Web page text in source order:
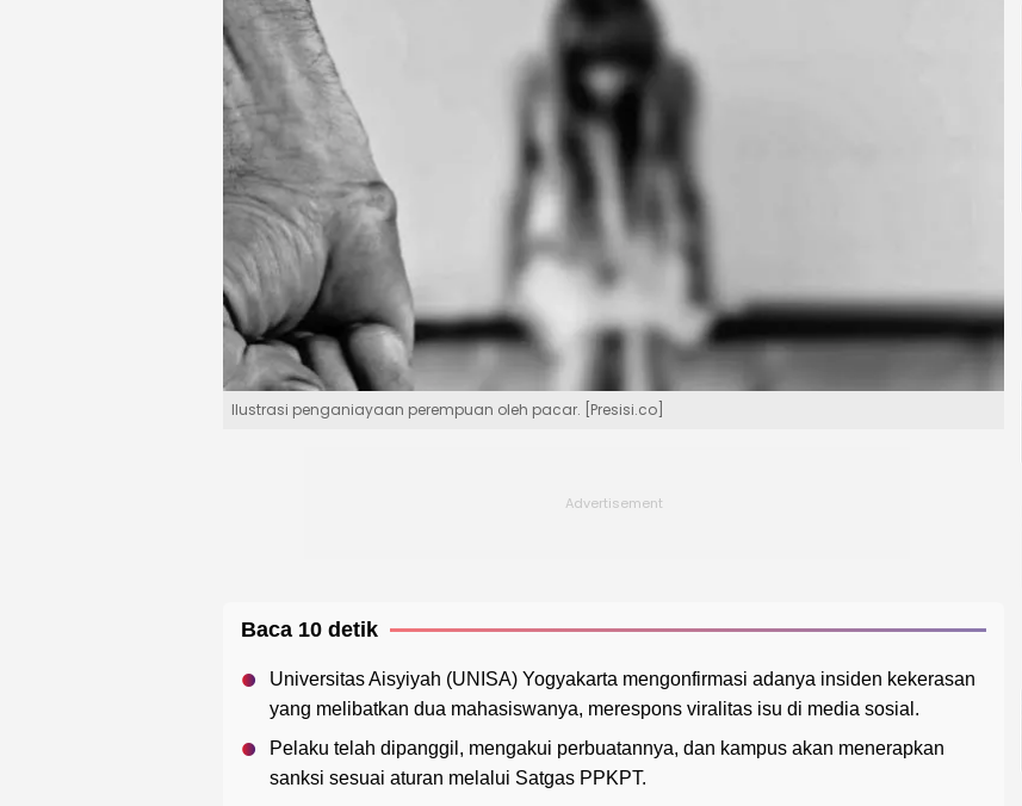
Ilustrasi penganiayaan perempuan oleh pacar. [Presisi.co]
Baca 10 detik
Universitas Aisyiyah (UNISA) Yogyakarta mengonfirmasi adanya insiden kekerasan
yang melibatkan dua mahasiswanya, merespons viralitas isu di media sosial.
Pelaku telah dipanggil, mengakui perbuatannya, dan kampus akan menerapkan
sanksi sesuai aturan melalui Satgas PPKPT.